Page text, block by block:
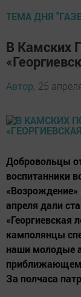
ТЕМА ДНЯ
В Камских
Автор, 25
Добровольцы
воспитанники
«Возрождение»
апреля дали
«Георгиевская
камполянцы
наши молодые
За полчаса